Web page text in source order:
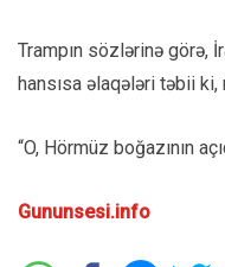
Trampın sözlərinə görə,
hansısa əlaqələri təbii ki,
“O, Hörmüz boğazının
Gununsesi.info